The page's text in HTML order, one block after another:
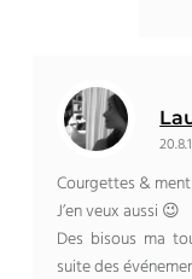
Courgettes &
J’en veux aussi 😉
Des bisous ma
suite des